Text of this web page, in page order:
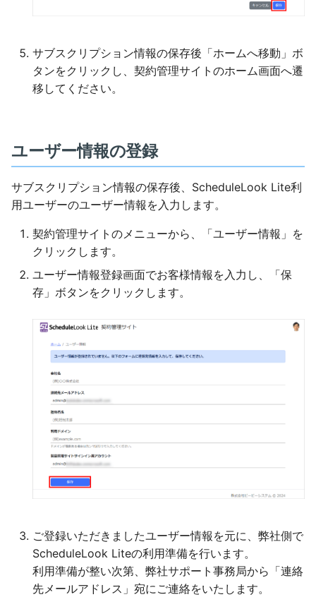
サブスクリプション情報の保存後「ホームへ移動」ボ
タンをクリックし、契約管理サイトのホーム画面へ遷
移してください。
ユーザー情報の登録
サブスクリプション情報の保存後、ScheduleLook Lite利
用ユーザーのユーザー情報を入力します。
契約管理サイトのメニューから、「ユーザー情報」を
クリックします。
ユーザー情報登録画面でお客様情報を入力し、「保
存」ボタンをクリックします。
ご登録いただきましたユーザー情報を元に、弊社側で
ScheduleLook Liteの利用準備を行います。
利用準備が整い次第、弊社サポート事務局から「連絡
先メールアドレス」宛にご連絡をいたします。